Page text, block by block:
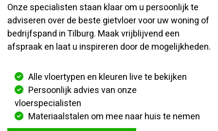
Onze specialisten staan klaar om u persoonlijk te
adviseren over de beste gietvloer voor uw woning of
bedrijfspand in Tilburg. Maak vrijblijvend een
afspraak en laat u inspireren door de mogelijkheden.
Alle vloertypen en kleuren live te bekijken
Persoonlijk advies van onze
vloerspecialisten
Materiaalstalen om mee naar huis te nemen